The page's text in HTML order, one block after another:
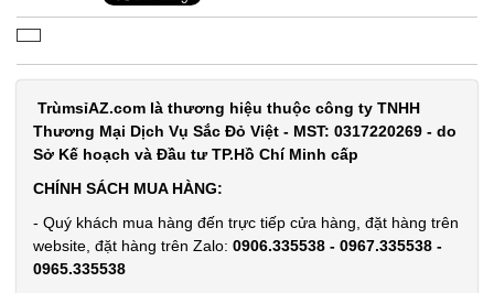
TrùmsỉAZ.com là thương hiệu thuộc công ty TNHH
Thương Mại Dịch Vụ Sắc Đỏ Việt - MST: 0317220269 - do
Sở Kế hoạch và Đầu tư TP.Hồ Chí Minh cấp
CHÍNH SÁCH MUA HÀNG:
- Quý khách mua hàng đến trực tiếp cửa hàng, đặt hàng trên
website, đặt hàng trên Zalo: 0906.335538 - 0967.335538 -
0965.335538
điện mã
218 3 đầu (
T500 )
MÃ
SP:
004737
14.900 đ
TÌNH